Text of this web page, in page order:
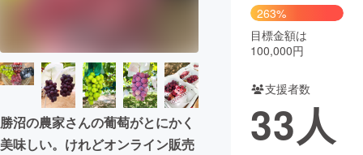
CAMPFIRE Creation
CAMPFIREふるさと納税machi-ya コミュニティ
勝沼の農家さんの葡萄がとにかく
美味しい。けれどオンライン販売
263%
目標金額は
100,000円
支援者数
33人